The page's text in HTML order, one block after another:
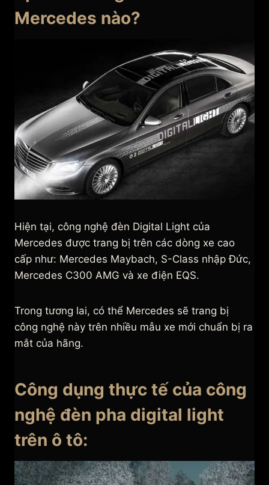
Mercedes nào?
Hiện tại, công nghệ đèn Digital Light của
Mercedes được trang bị trên các dòng xe cao
cấp như: Mercedes Maybach, S-Class nhập Đức,
Mercedes C300 AMG và xe điện EQS.
Trong tương lai, có thể Mercedes sẽ trang bị
công nghệ này trên nhiều mẫu xe mới chuẩn bị ra
mắt của hãng.
Công dụng thực tế của công
nghệ đèn pha digital light
trên ô tô: